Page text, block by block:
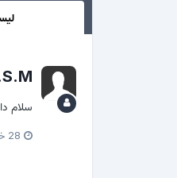
سلام
28 خرداد، 2015